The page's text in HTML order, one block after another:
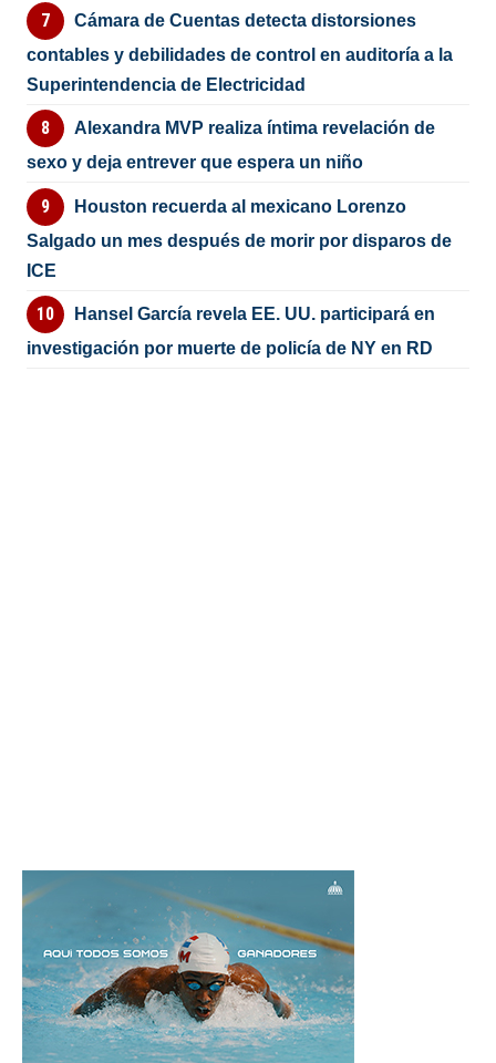
Cámara de Cuentas detecta distorsiones
contables y debilidades de control en auditoría a la
Superintendencia de Electricidad
Alexandra MVP realiza íntima revelación de
sexo y deja entrever que espera un niño
Houston recuerda al mexicano Lorenzo
Salgado un mes después de morir por disparos de
ICE
Hansel García revela EE. UU. participará en
investigación por muerte de policía de NY en RD